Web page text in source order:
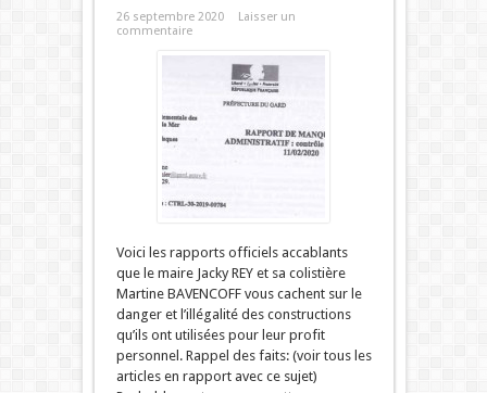
26 septembre 2020
Laisser un
commentaire
Voici les rapports officiels accablants
que le maire Jacky REY et sa colistière
Martine BAVENCOFF vous cachent sur le
danger et l’illégalité des constructions
qu’ils ont utilisées pour leur profit
personnel. Rappel des faits: (voir tous les
articles en rapport avec ce sujet)